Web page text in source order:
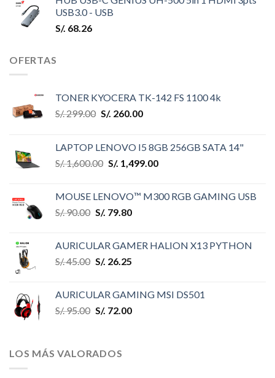
USB3.0 - USB
S/. 68.26
OFERTAS
TONER KYOCERA TK-142 FS 1100 4k
S/.299.00 S/. 260.00
LAPTOP LENOVO I5 8GB 256GB SATA 14"
S/.1,600.00 S/. 1,499.00
MOUSE LENOVO™ M300 RGB GAMING USB
S/.90.00 S/. 79.80
AURICULAR GAMER HALION X13 PYTHON
S/.45.00 S/. 26.25
AURICULAR GAMING MSI DS501
S/.95.00 S/. 72.00
LOS MÁS VALORADOS